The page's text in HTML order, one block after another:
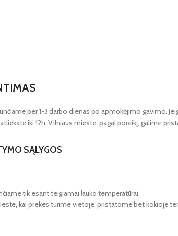
per 1-3 darbo dienas po apmokėjimo gavimo.
iki 12h, Vilniaus mieste, pagal poreikį, galime
SĄLYGOS
tik esant teigiamai lauko temperatūrai
kai prekes turime vietoje, pristatome bet kokioje